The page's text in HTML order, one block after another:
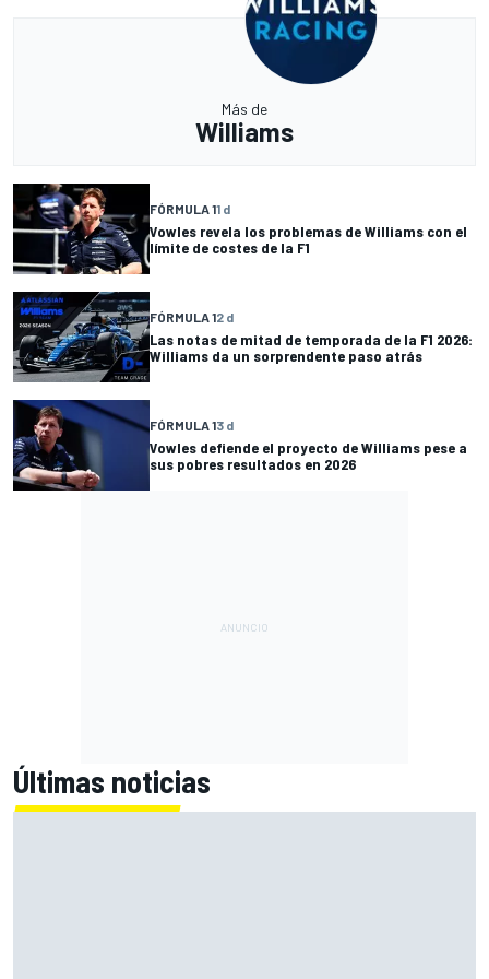
Más de
Williams
FÓRMULA 11 d
Vowles revela los problemas de Williams con el
límite de costes de la F1
FÓRMULA 12 d
Las notas de mitad de temporada de la F1 2026:
Williams da un sorprendente paso atrás
FÓRMULA 13 d
Vowles defiende el proyecto de Williams pese a
sus pobres resultados en 2026
Últimas noticias